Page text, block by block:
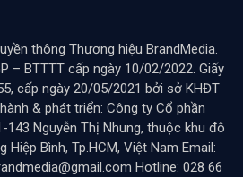
thông Thương hiệu BrandMedia.
– BTTTT cấp ngày 10/02/2022. Giấy
cấp ngày 20/05/2021 bởi sở KHĐT
& phát triển: Công ty Cổ phần
143 Nguyễn Thị Nhung, thuộc khu đô
Hiệp Bình, Tp.HCM, Việt Nam Email:
Hotline: 028 66